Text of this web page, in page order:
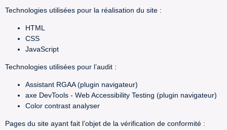
Technologies utilisées pour la réalisation du site :
HTML
CSS
JavaScript
Technologies utilisées pour l’audit :
Assistant RGAA (plugin navigateur)
axe DevTools - Web Accessibility Testing (plugin navigateur)
Color contrast analyser
Pages du site ayant fait l’objet de la vérification de conformité :